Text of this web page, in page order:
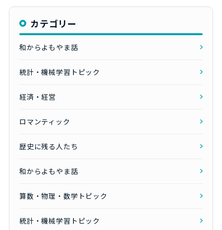
カテゴリー
和からよもやま話
統計・機械学習トピック
経済・経営
ロマンティック
歴史に残る人たち
和からよもやま話
算数・物理・数学トピック
統計・機械学習トピック